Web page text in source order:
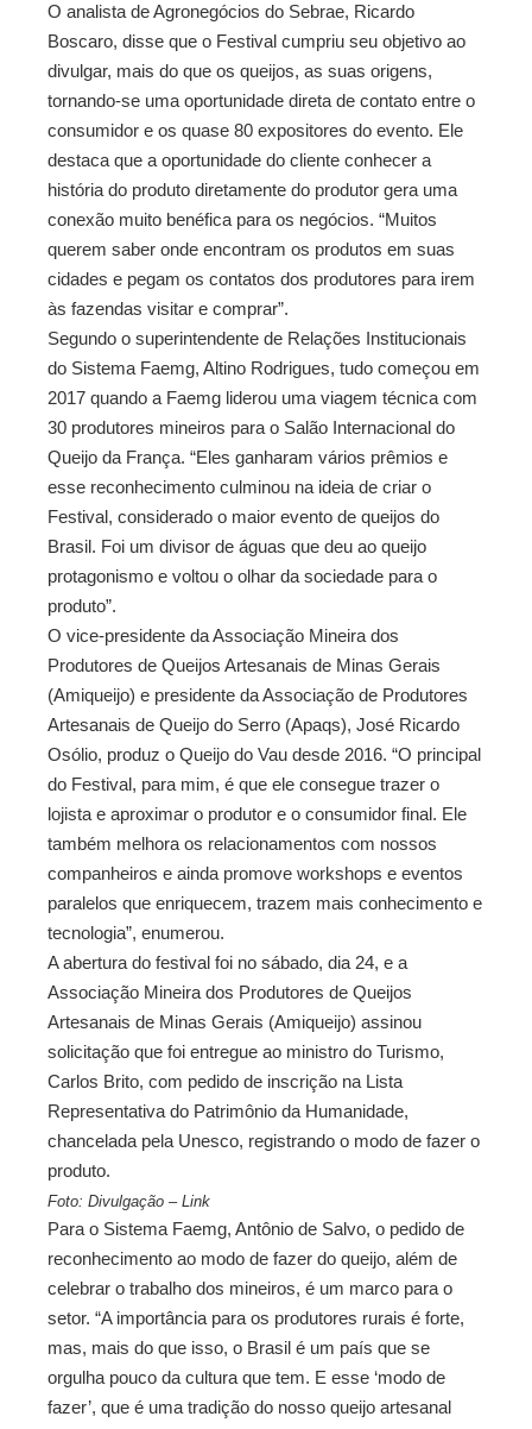
O analista de Agronegócios do Sebrae, Ricardo
Boscaro, disse que o Festival cumpriu seu objetivo ao
divulgar, mais do que os queijos, as suas origens,
tornando-se uma oportunidade direta de contato entre o
consumidor e os quase 80 expositores do evento. Ele
destaca que a oportunidade do cliente conhecer a
história do produto diretamente do produtor gera uma
conexão muito benéfica para os negócios. “Muitos
querem saber onde encontram os produtos em suas
cidades e pegam os contatos dos produtores para irem
às fazendas visitar e comprar”.
Segundo o superintendente de Relações Institucionais
do Sistema Faemg, Altino Rodrigues, tudo começou em
2017 quando a Faemg liderou uma viagem técnica com
30 produtores mineiros para o Salão Internacional do
Queijo da França. “Eles ganharam vários prêmios e
esse reconhecimento culminou na ideia de criar o
Festival, considerado o maior evento de queijos do
Brasil. Foi um divisor de águas que deu ao queijo
protagonismo e voltou o olhar da sociedade para o
produto”.
O vice-presidente da Associação Mineira dos
Produtores de Queijos Artesanais de Minas Gerais
(Amiqueijo) e presidente da Associação de Produtores
Artesanais de Queijo do Serro (Apaqs), José Ricardo
Osólio, produz o Queijo do Vau desde 2016. “O principal
do Festival, para mim, é que ele consegue trazer o
lojista e aproximar o produtor e o consumidor final. Ele
também melhora os relacionamentos com nossos
companheiros e ainda promove workshops e eventos
paralelos que enriquecem, trazem mais conhecimento e
tecnologia”, enumerou.
A abertura do festival foi no sábado, dia 24, e a
Associação Mineira dos Produtores de Queijos
Artesanais de Minas Gerais (Amiqueijo) assinou
solicitação que foi entregue ao ministro do Turismo,
Carlos Brito, com pedido de inscrição na Lista
Representativa do Patrimônio da Humanidade,
chancelada pela Unesco, registrando o modo de fazer o
produto.
Foto: Divulgação – Link
Para o Sistema Faemg, Antônio de Salvo, o pedido de
reconhecimento ao modo de fazer do queijo, além de
celebrar o trabalho dos mineiros, é um marco para o
setor. “A importância para os produtores rurais é forte,
mas, mais do que isso, o Brasil é um país que se
orgulha pouco da cultura que tem. E esse ‘modo de
fazer’, que é uma tradição do nosso queijo artesanal